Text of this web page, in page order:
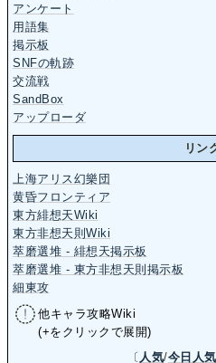
アンケート
用語集
掲示板
SNFの軌跡
交流戦
SandBox
アップローダ
リン
上海アリス幻樂団
黄昏フロンティア
東方緋想天Wiki
東方非想天則Wiki
萃磨選堆 - 緋想天掲示板
萃磨選堆 - 東方非想天則掲示板
細東攻
他キャラ攻略Wiki
(+をクリックで展開)
〔 人気/今日人気